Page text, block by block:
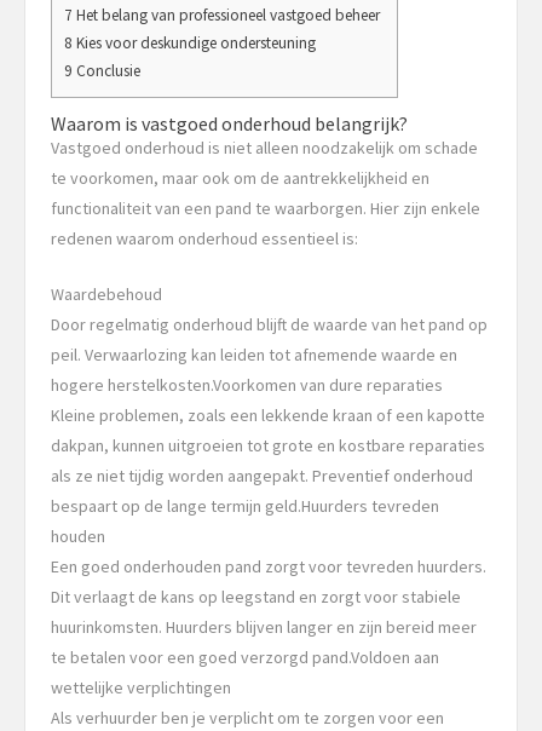
7 Het belang van professioneel vastgoed beheer
8 Kies voor deskundige ondersteuning
9 Conclusie
Waarom is vastgoed onderhoud belangrijk?
Vastgoed onderhoud is niet alleen noodzakelijk om schade
te voorkomen, maar ook om de aantrekkelijkheid en
functionaliteit van een pand te waarborgen. Hier zijn enkele
redenen waarom onderhoud essentieel is:
Waardebehoud
Door regelmatig onderhoud blijft de waarde van het pand op
peil. Verwaarlozing kan leiden tot afnemende waarde en
hogere herstelkosten.Voorkomen van dure reparaties
Kleine problemen, zoals een lekkende kraan of een kapotte
dakpan, kunnen uitgroeien tot grote en kostbare reparaties
als ze niet tijdig worden aangepakt. Preventief onderhoud
bespaart op de lange termijn geld.Huurders tevreden
houden
Een goed onderhouden pand zorgt voor tevreden huurders.
Dit verlaagt de kans op leegstand en zorgt voor stabiele
huurinkomsten. Huurders blijven langer en zijn bereid meer
te betalen voor een goed verzorgd pand.Voldoen aan
wettelijke verplichtingen
Als verhuurder ben je verplicht om te zorgen voor een